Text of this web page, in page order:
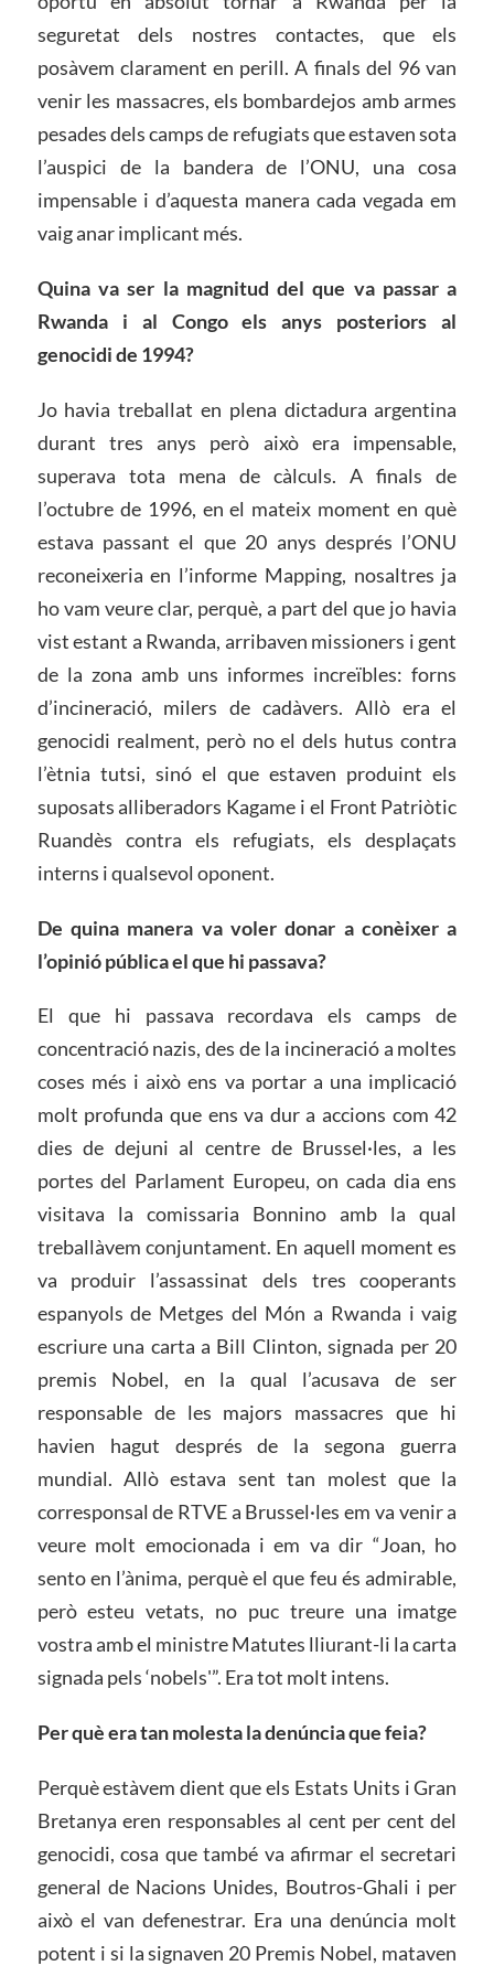
seguretat dels nostres contactes, que els
posàvem clarament en perill. A finals del 96 van
venir les massacres, els bombardejos amb armes
pesades dels camps de refugiats que estaven sota
l’auspici de la bandera de l’ONU, una cosa
impensable i d’aquesta manera cada vegada em
vaig anar implicant més.
Quina va ser la magnitud del que va passar a
Rwanda i al Congo els anys posteriors al
genocidi de 1994?
Jo havia treballat en plena dictadura argentina
durant tres anys però això era impensable,
superava tota mena de càlculs. A finals de
l’octubre de 1996, en el mateix moment en què
estava passant el que 20 anys després l’ONU
reconeixeria en l’informe Mapping, nosaltres ja
ho vam veure clar, perquè, a part del que jo havia
vist estant a Rwanda, arribaven missioners i gent
de la zona amb uns informes increïbles: forns
d’incineració, milers de cadàvers. Allò era el
genocidi realment, però no el dels hutus contra
l’ètnia tutsi, sinó el que estaven produint els
suposats alliberadors Kagame i el Front Patriòtic
Ruandès contra els refugiats, els desplaçats
interns i qualsevol oponent.
De quina manera va voler donar a conèixer a
l’opinió pública el que hi passava?
El que hi passava recordava els camps de
concentració nazis, des de la incineració a moltes
coses més i això ens va portar a una implicació
molt profunda que ens va dur a accions com 42
dies de dejuni al centre de Brussel·les, a les
portes del Parlament Europeu, on cada dia ens
visitava la comissaria Bonnino amb la qual
treballàvem conjuntament. En aquell moment es
va produir l’assassinat dels tres cooperants
espanyols de Metges del Món a Rwanda i vaig
escriure una carta a Bill Clinton, signada per 20
premis Nobel, en la qual l’acusava de ser
responsable de les majors massacres que hi
havien hagut després de la segona guerra
mundial. Allò estava sent tan molest que la
corresponsal de RTVE a Brussel·les em va venir a
veure molt emocionada i em va dir “Joan, ho
sento en l’ànima, perquè el que feu és admirable,
però esteu vetats, no puc treure una imatge
vostra amb el ministre Matutes lliurant-li la carta
signada pels ‘nobels'”. Era tot molt intens.
Per què era tan molesta la denúncia que feia?
Perquè estàvem dient que els Estats Units i Gran
Bretanya eren responsables al cent per cent del
genocidi, cosa que també va afirmar el secretari
general de Nacions Unides, Boutros-Ghali i per
això el van defenestrar. Era una denúncia molt
potent i si la signaven 20 Premis Nobel, mataven